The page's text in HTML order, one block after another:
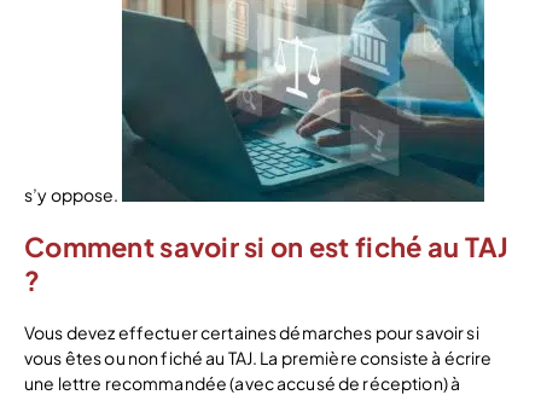
s’y oppose.
Comment savoir si on est fiché au TAJ
?
Vous devez effectuer certaines démarches pour savoir si
vous êtes ou non fiché au TAJ. La première consiste à écrire
une lettre recommandée (avec accusé de réception) à